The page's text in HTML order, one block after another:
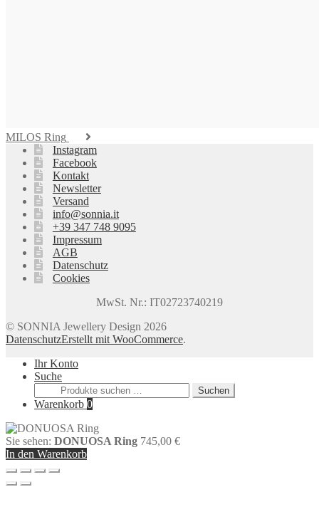
MILOS Ring
Instagram
Facebook
Kontakt
Newsletter
Versand
info@sonnia.it
+39 347 748 9095
Impressum
AGB
Datenschutz
Cookies
MwSt. Nr.: IT02723740219
© SONNIA Jewellery Design 2026
DatenschutzErstellt mit WooCommerce.
Ihr Konto
Suche
Suchen
nach:
Suchen
Warenkorb 0
Sie sehen: DONUOSA Ring 745,00 €
In den Warenkorb